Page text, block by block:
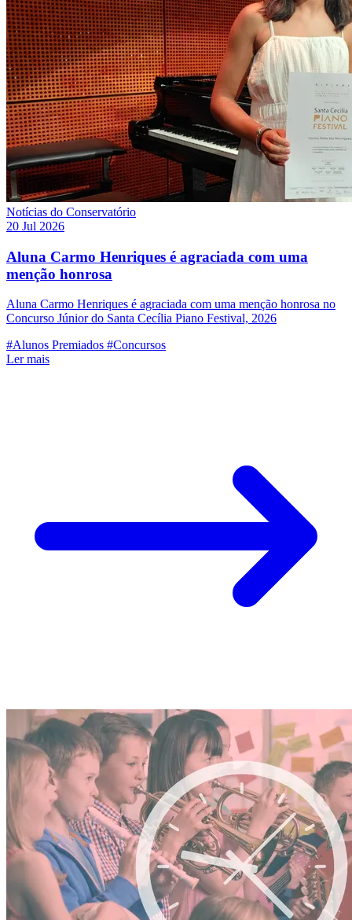
Notícias do Conservatório
20 Jul 2026
Aluna Carmo Henriques é agraciada com uma
menção honrosa
Aluna Carmo Henriques é agraciada com uma menção honrosa no
Concurso Júnior do Santa Cecília Piano Festival, 2026
#Alunos Premiados #Concursos
Ler mais